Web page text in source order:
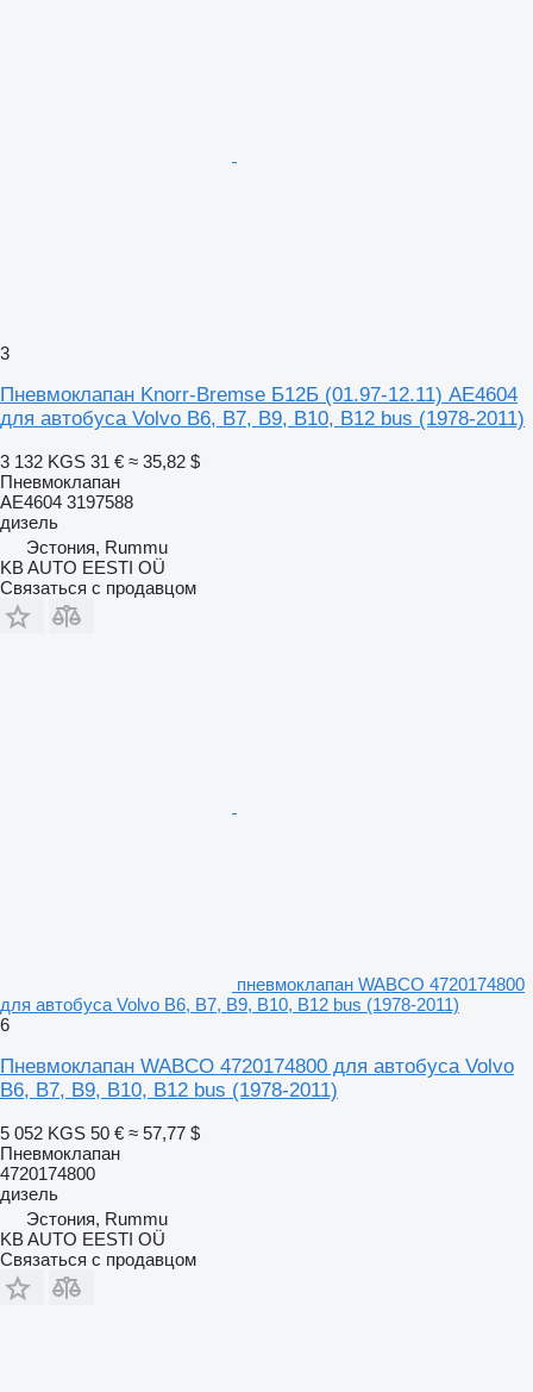
3
Пневмоклапан Knorr-Bremse Б12Б (01.97-12.11) AE4604
для автобуса Volvo B6, B7, B9, B10, B12 bus (1978-2011)
3 132 KGS 31 € ≈ 35,82 $
Пневмоклапан
AE4604 3197588
дизель
Эстония, Rummu
KB AUTO EESTI OÜ
Связаться с продавцом
пневмоклапан WABCO 4720174800
для автобуса Volvo B6, B7, B9, B10, B12 bus (1978-2011)
6
Пневмоклапан WABCO 4720174800 для автобуса Volvo
B6, B7, B9, B10, B12 bus (1978-2011)
5 052 KGS 50 € ≈ 57,77 $
Пневмоклапан
4720174800
дизель
Эстония, Rummu
KB AUTO EESTI OÜ
Связаться с продавцом